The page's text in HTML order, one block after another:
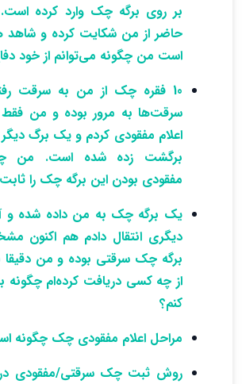
بر روی برگه چک وارد کرده
حاضر از من شکایت کرده و شاهد
است من چگونه می‌توانم از خود
10 فقره چک از من به سرقت
اعلام مفقودی کردم و یک برگ
برگشت زده شده است. من
مفقودی بودن این برگه چک را
یک برگه چک به من داده شده
دیگری انتقال دادم هم اکنون
برگه چک سرقتی بوده و من دقیقا
از چه کسی دریافت کرده‌ام چگونه
کنم؟
مراحل اعلام مفقودی چک چگونه